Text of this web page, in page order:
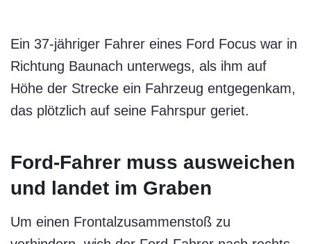
Ein 37-jähriger Fahrer eines Ford Focus war in
Richtung Baunach unterwegs, als ihm auf
Höhe der Strecke ein Fahrzeug entgegenkam,
das plötzlich auf seine Fahrspur geriet.
Ford-Fahrer muss ausweichen
und landet im Graben
Um einen Frontalzusammenstoß zu